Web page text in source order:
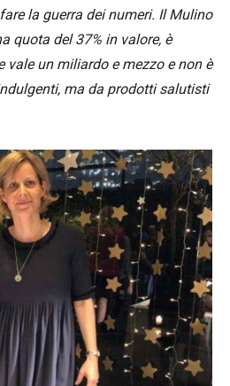
la guerra dei numeri. Il Mulino
quota del 37% in valore, è
vale un miliardo e mezzo e non è
ma da prodotti salutisti